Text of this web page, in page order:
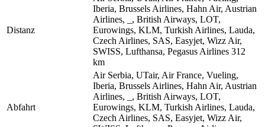
Distanz
Iberia, Brussels Airlines, Hahn Air, Austrian
Airlines, _, British Airways, LOT,
Eurowings, KLM, Turkish Airlines, Lauda,
Czech Airlines, SAS, Easyjet, Wizz Air,
SWISS, Lufthansa, Pegasus Airlines 312
km
Abfahrt
Air Serbia, UTair, Air France, Vueling,
Iberia, Brussels Airlines, Hahn Air, Austrian
Airlines, _, British Airways, LOT,
Eurowings, KLM, Turkish Airlines, Lauda,
Czech Airlines, SAS, Easyjet, Wizz Air,